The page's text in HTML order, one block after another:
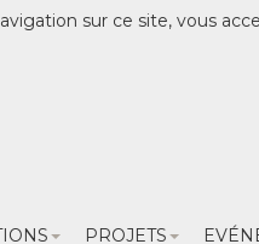
sur ce site, vous
PROJETS